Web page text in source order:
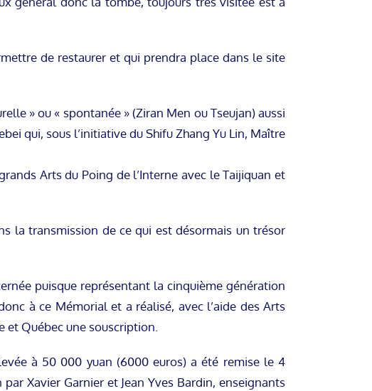
de restaurer et qui prendra place dans le site
» ou « spontanée » (Ziran Men ou Tseujan) aussi
qui, sous l’initiative du Shifu Zhang Yu Lin, Maître
Arts du Poing de l’Interne avec le Taijiquan et
la transmission de ce qui est désormais un trésor
puisque représentant la cinquième génération
à ce Mémorial et a réalisé, avec l’aide des Arts
et Québec une souscription.
à 50 000 yuan (6000 euros) a été remise le 4
Xavier Garnier et Jean Yves Bardin, enseignants